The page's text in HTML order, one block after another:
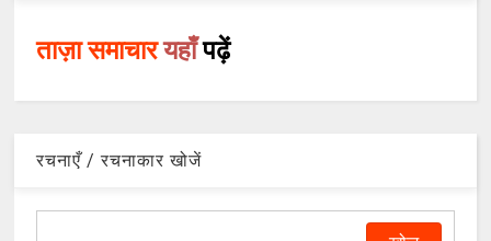
ताज़ा समाचारयहाँपढ़ें
रचनाएँ / रचनाकार खोजें